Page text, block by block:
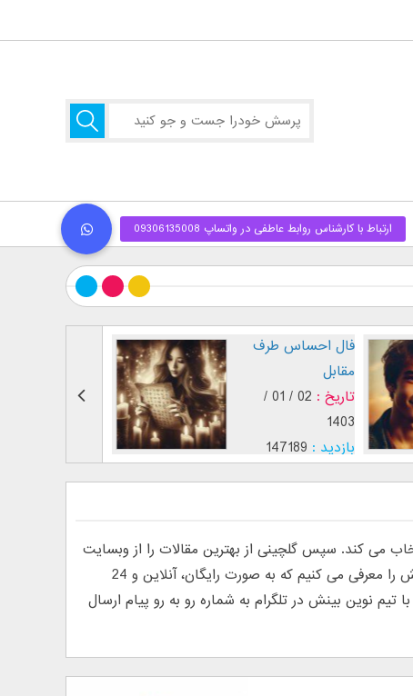
فال احساس طرف
مقابل
تاریخ :
1403
بازدید :
طرز نگاه پسر عاشق (
بر اساس [...]
تاریخ :
29 / 12 /
1402
بازدید :26752
کند. سپس گلچینی از بهترین مقالات را از وبسایت
های فارسی و انگلیسی پیدا کرده و منتشر می کند. به دلیل درخواست خوانندگان مبنی بر معرفی روانشناس آنلاین، ما تیم نوین بینش را معرفی می کنیم که به صورت رایگان، آنلاین و 24
نوین بینش در تلگرام به شماره رو به رو پیام ارسال